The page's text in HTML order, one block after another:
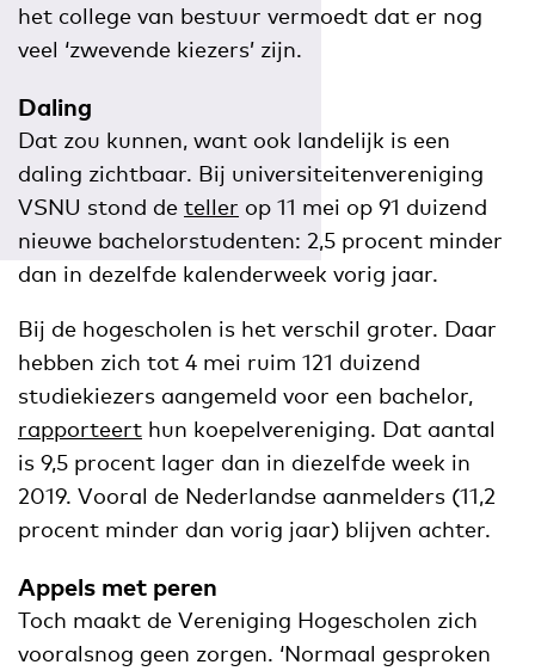
het college van bestuur vermoedt dat er nog
veel ‘zwevende kiezers’ zijn.
Daling
Dat zou kunnen, want ook landelijk is een
daling zichtbaar. Bij universiteitenvereniging
VSNU stond de teller op 11 mei op 91 duizend
nieuwe bachelorstudenten: 2,5 procent minder
dan in dezelfde kalenderweek vorig jaar.
Bij de hogescholen is het verschil groter. Daar
hebben zich tot 4 mei ruim 121 duizend
studiekiezers aangemeld voor een bachelor,
rapporteert hun koepelvereniging. Dat aantal
is 9,5 procent lager dan in diezelfde week in
2019. Vooral de Nederlandse aanmelders (11,2
procent minder dan vorig jaar) blijven achter.
Appels met peren
Toch maakt de Vereniging Hogescholen zich
vooralsnog geen zorgen. ‘Normaal gesproken